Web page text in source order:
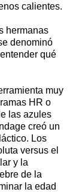
calientes.
hermanas
denominó
qué
muy
HR o
las azules
creó un
Los
versus el
y la
de la
la edad